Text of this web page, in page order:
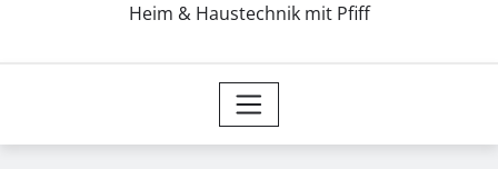
Heim & Haustechnik mit Pfiff